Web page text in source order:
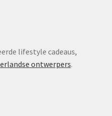
lifestyle cadeaus,
ontwerpers.